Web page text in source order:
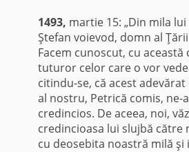
1493, martie 15: „Din mila
Ştefan voievod, domn al
Facem cunoscut, cu
tuturor celor care o vor
citindu-se, că acest
al nostru, Petrică comis, ne-
credincios. De aceea, noi,
credincioasa lui slujbă către
cu deosebita noastră milă şi